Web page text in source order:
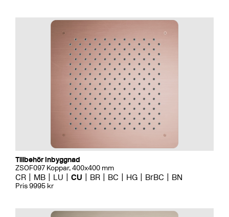
Tillbehör Inbyggnad
ZSOF097 Koppar, 400x400 mm
CR MB LU CU BR BC HG BrBC BN
Pris 9995 kr